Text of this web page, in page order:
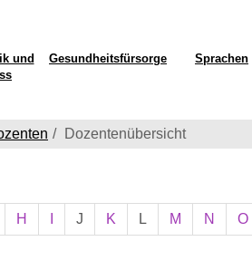
und
Gesundheitsfürsorge Sprachen
Dozentenübersicht
H J K L M N O